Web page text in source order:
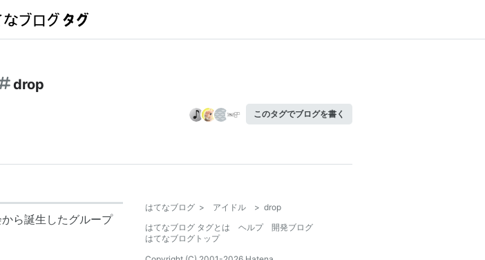
drop
このタグでブログを書く
ら誕生したグループ
はてなブログ > アイドル > drop
はてなブログ タグとは
ヘルプ
開発ブログ
はてなブログトップ